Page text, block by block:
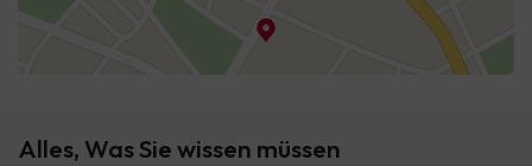
Alles, Was Sie wissen müssen